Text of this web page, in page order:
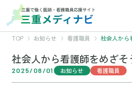
TOP お知らせ 看護職員 社会人から
社会人から看護師をめざそ
2025/08/01 お知らせ 看護職員